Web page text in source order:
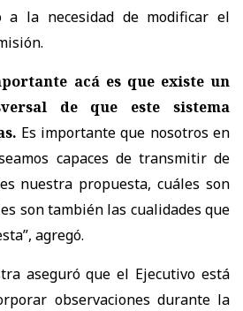
a la necesidad de modificar el
acá es que existe un
de que este sistema
Es importante que nosotros en
capaces de transmitir de
nuestra propuesta, cuáles son
son también las cualidades que
”, agregó.
aseguró que el Ejecutivo está
observaciones durante la